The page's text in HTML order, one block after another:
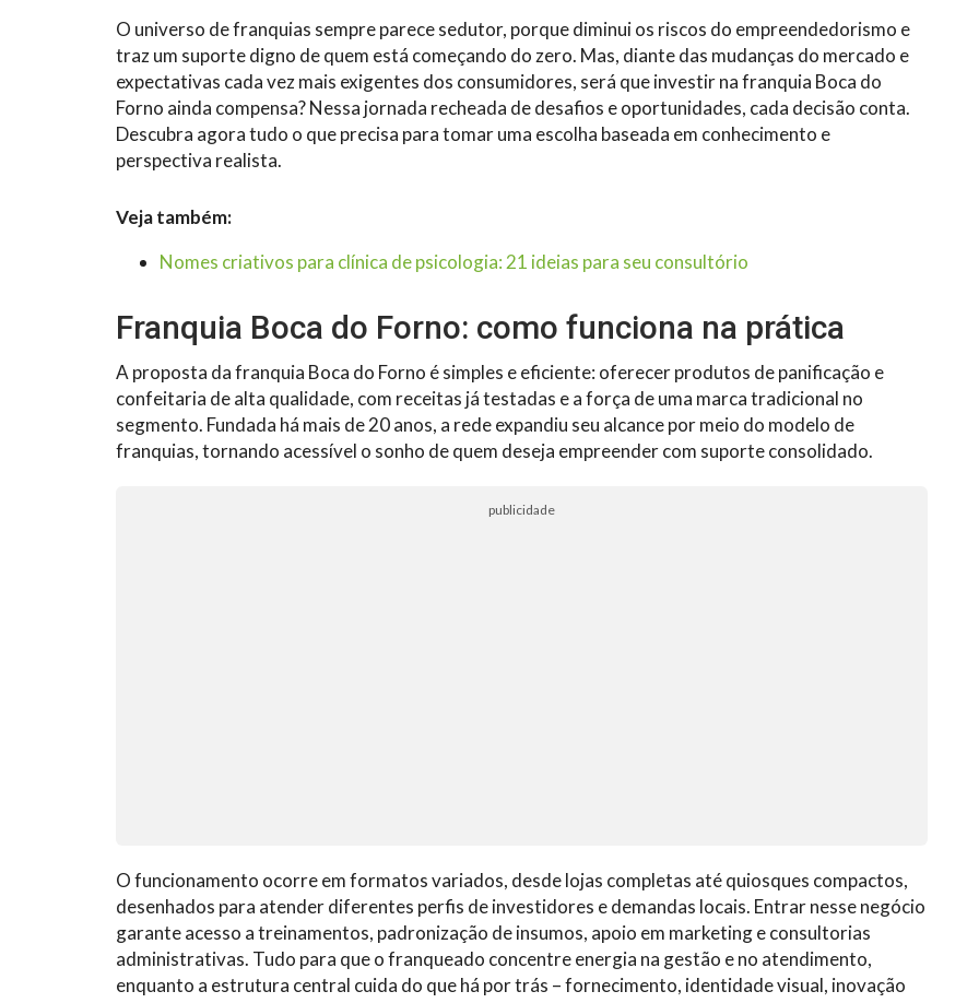
O universo de franquias sempre parece sedutor, porque diminui os riscos do empreendedorismo e
traz um suporte digno de quem está começando do zero. Mas, diante das mudanças do mercado e
expectativas cada vez mais exigentes dos consumidores, será que investir na franquia Boca do
Forno ainda compensa? Nessa jornada recheada de desafios e oportunidades, cada decisão conta.
Descubra agora tudo o que precisa para tomar uma escolha baseada em conhecimento e
perspectiva realista.
Veja também:
Nomes criativos para clínica de psicologia: 21 ideias para seu consultório
Franquia Boca do Forno: como funciona na prática
A proposta da franquia Boca do Forno é simples e eficiente: oferecer produtos de panificação e
confeitaria de alta qualidade, com receitas já testadas e a força de uma marca tradicional no
segmento. Fundada há mais de 20 anos, a rede expandiu seu alcance por meio do modelo de
franquias, tornando acessível o sonho de quem deseja empreender com suporte consolidado.
publicidade
O funcionamento ocorre em formatos variados, desde lojas completas até quiosques compactos,
desenhados para atender diferentes perfis de investidores e demandas locais. Entrar nesse negócio
garante acesso a treinamentos, padronização de insumos, apoio em marketing e consultorias
administrativas. Tudo para que o franqueado concentre energia na gestão e no atendimento,
enquanto a estrutura central cuida do que há por trás – fornecimento, identidade visual, inovação